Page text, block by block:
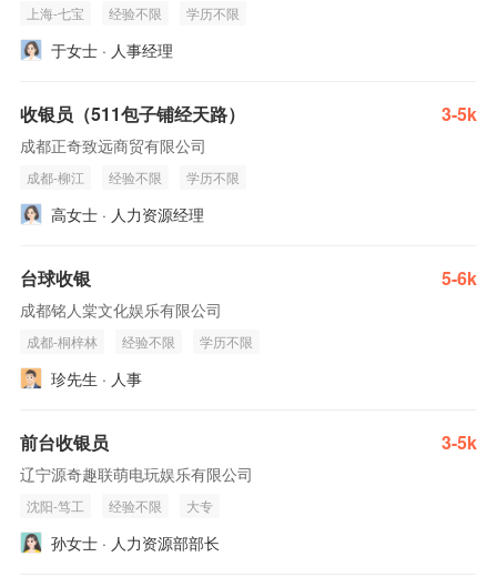
上海-七宝 经验不限 学历不限
于女士 · 人事经理
收银员（511包子铺经天路） 3-5k
成都正奇致远商贸有限公司
成都-柳江 经验不限 学历不限
高女士 · 人力资源经理
台球收银 5-6k
成都铭人棠文化娱乐有限公司
成都-桐梓林 经验不限 学历不限
珍先生 · 人事
前台收银员 3-5k
辽宁源奇趣联萌电玩娱乐有限公司
沈阳-笃工 经验不限 大专
孙女士 · 人力资源部部长